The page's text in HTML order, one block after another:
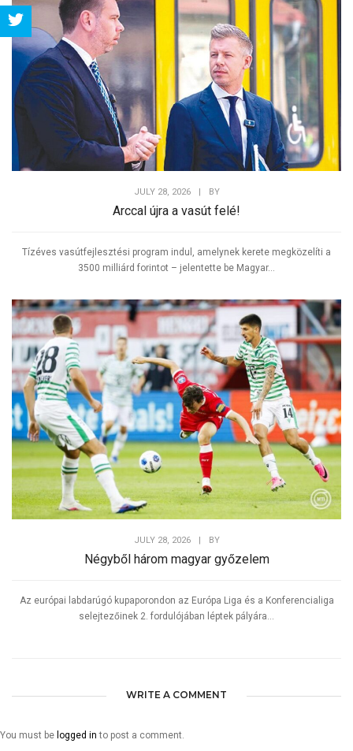
JULY 28, 2026 BY
Arccal újra a vasút felé!
Tízéves vasútfejlesztési program indul, amelynek kerete megközelíti a
3500 milliárd forintot – jelentette be Magyar...
JULY 28, 2026 | BY
Négyből három magyar győzelem
Az európai labdarúgó kupaporondon az Európa Liga és a Konferencialiga
selejtezőinek 2. fordulójában léptek pályára...
WRITE A COMMENT
You must be logged in to post a comment.
Share
Tweet